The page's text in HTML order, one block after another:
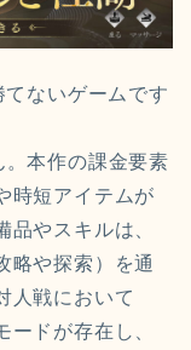
ないゲームです
本作の課金要素
時短アイテムが
やスキルは、
略や探索）を通
人戦において
ードが存在し、